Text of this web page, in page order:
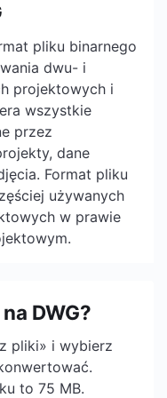
pliku binarnego
dwu- i
projektowych i
wszystkie
przez
dane
Format pliku
używanych
w prawie
DWG?
pliki» i wybierz
to 75 MB.